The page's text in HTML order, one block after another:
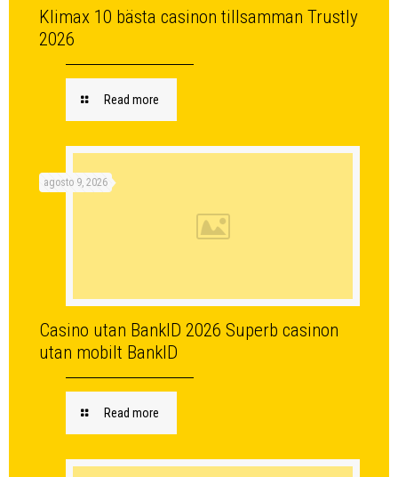
Klimax 10 bästa casinon tillsamman Trustly
2026
Read more
agosto 9, 2026
Casino utan BankID 2026 Superb casinon
utan mobilt BankID
Read more